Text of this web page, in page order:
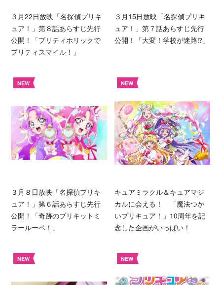
３月22日放映「名探偵プリキ
ュア！」第８話あらすじ先行
公開！「プリティホリックで
プリティスマイル！」
３月15日放映「名探偵プリキ
ュア！」第７話あらすじ先行
公開！「大変！学校が迷路⁉︎」
NEW
３月８日放映「名探偵プリキ
ュア！」第６話あらすじ先行
公開！「奇跡のプリキットミ
ラールーペ！」
NEW
キュアミラクル＆キュアマジ
カルに会える！ 「魔法つか
いプリキュア！」10周年を記
念した企画がいっぱい！
NEW NEW